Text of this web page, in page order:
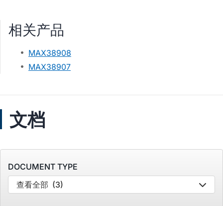
相关产品
MAX38908
MAX38907
文档
DOCUMENT TYPE
查看全部 (3)